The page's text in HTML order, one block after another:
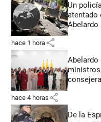
Un
atentado
Abelardo
hace 1 hora share
Abelardo
hace 4 horas share
De la